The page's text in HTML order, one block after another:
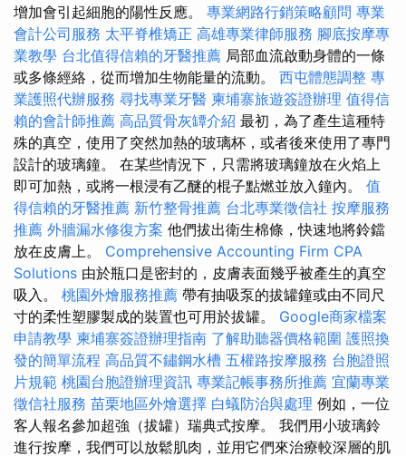
增加會引起細胞的陽性反應。 專業網路行銷策略顧問 專業
會計公司服務 太平脊椎矯正 高雄專業律師服務 腳底按摩專
業教學 台北值得信賴的牙醫推薦 局部血流啟動身體的一條
或多條經絡，從而增加生物能量的流動。 西屯體態調整 專
業護照代辦服務 尋找專業牙醫 柬埔寨旅遊簽證辦理 值得信
賴的會計師推薦 高品質骨灰罈介紹 最初，為了產生這種特
殊的真空，使用了突然加熱的玻璃杯，或者後來使用了專門
設計的玻璃鐘。 在某些情況下，只需將玻璃鐘放在火焰上
即可加熱，或將一根浸有乙醚的棍子點燃並放入鐘內。 值
得信賴的牙醫推薦 新竹整骨推薦 台北專業徵信社 按摩服務
推薦 外牆漏水修復方案 他們拔出衛生棉條，快速地將鈴鐺
放在皮膚上。 Comprehensive Accounting Firm CPA
Solutions 由於瓶口是密封的，皮膚表面幾乎被產生的真空
吸入。 桃園外燴服務推薦 帶有抽吸泵的拔罐鐘或由不同尺
寸的柔性塑膠製成的裝置也可用於拔罐。 Google商家檔案
申請教學 柬埔寨簽證辦理指南 了解助聽器價格範圍 護照換
發的簡單流程 高品質不鏽鋼水槽 五權路按摩服務 台胞證照
片規範 桃園台胞證辦理資訊 專業記帳事務所推薦 宜蘭專業
徵信社服務 苗栗地區外燴選擇 白蟻防治與處理 例如，一位
客人報名參加超強（拔罐）瑞典式按摩。 我們用小玻璃鈴
進行按摩，我們可以放鬆肌肉，並用它們來治療較深層的肌